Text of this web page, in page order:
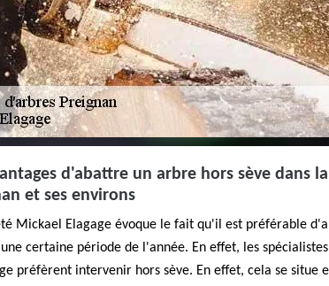
d'abattre un arbre hors sève dans
et ses environs
Mickael Elagage évoque le fait qu'il est préférable
certaine période de l'année. En effet, les
préfèrent intervenir hors sève. En effet, cela se situe